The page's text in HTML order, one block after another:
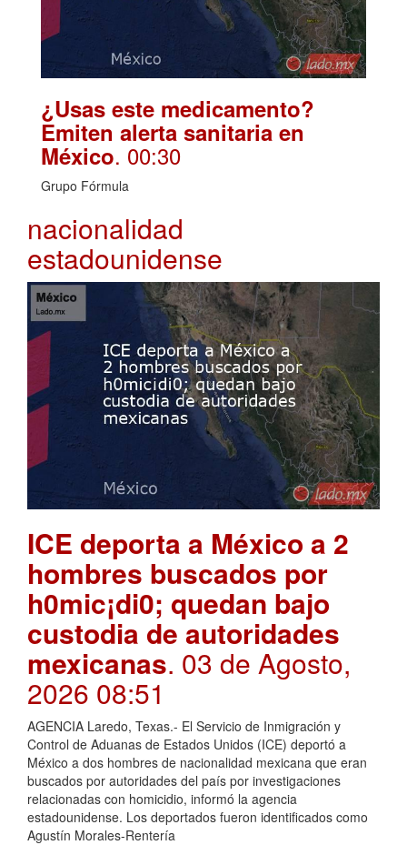
¿Usas este medicamento?
Emiten alerta sanitaria en
México. 00:30
Grupo Fórmula
nacionalidad
estadounidense
ICE deporta a México a 2
hombres buscados por
h0mic¡di0; quedan bajo
custodia de autoridades
mexicanas. 03 de Agosto,
2026 08:51
AGENCIA Laredo, Texas.- El Servicio de Inmigración y
Control de Aduanas de Estados Unidos (ICE) deportó a
México a dos hombres de nacionalidad mexicana que eran
buscados por autoridades del país por investigaciones
relacionadas con homicidio, informó la agencia
estadounidense. Los deportados fueron identificados como
Agustín Morales-Rentería